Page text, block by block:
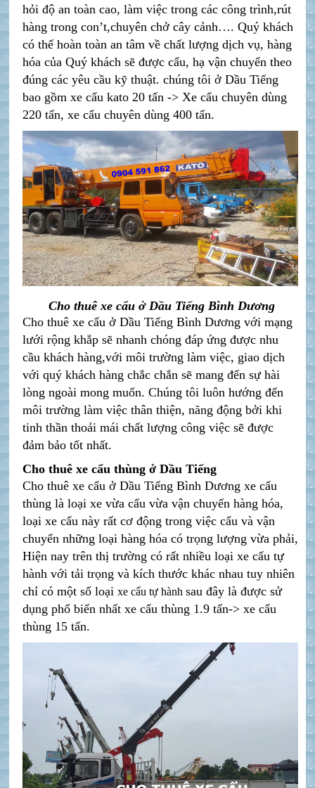
hỏi độ an toàn cao, làm việc trong các công trình,rút
hàng trong con’t,chuyên chở cây cảnh…. Quý khách
có thể hoàn toàn an tâm về chất lượng dịch vụ, hàng
hóa của Quý khách sẽ được cẩu, hạ vận chuyển theo
đúng các yêu cầu kỹ thuật. chúng tôi ở Dầu Tiếng
bao gồm xe cẩu kato 20 tấn ->Xe cẩu chuyên dùng
220 tấn, xe cẩu chuyên dùng 400 tấn.
Cho thuê xe cẩu ở Dầu Tiếng Bình Dương
Cho thuê xe cẩu ở Dầu Tiếng Bình Dương với mạng
lưới rộng khắp sẽ nhanh chóng đáp ứng được nhu
cầu khách hàng,với môi trường làm việc, giao dịch
với quý khách hàng chắc chắn sẽ mang đến sự hài
lòng ngoài mong muốn. Chúng tôi luôn hướng đến
môi trường làm việc thân thiện, năng động bởi khi
tinh thần thoải mái chất lượng công việc sẽ được
đảm bảo tốt nhất.
Cho thuê xe cẩu thùng ở Dầu Tiếng
Cho thuê xe cẩu ở Dầu Tiếng Bình Dương xe cẩu
thùng là loại xe vừa cẩu vừa vận chuyển hàng hóa,
loại xe cẩu này rất cơ động trong việc cẩu và vận
chuyển những loại hàng hóa có trọng lượng vừa phải,
Hiện nay trên thị trường có rất nhiều loại xe cẩu tự
hành với tải trọng và kích thước khác nhau tuy nhiên
chỉ có một số loại xe cẩu tự hành sau đây là được sử
dụng phổ biến nhất xe cẩu thùng 1.9 tấn-> xe cẩu
thùng 15 tấn.